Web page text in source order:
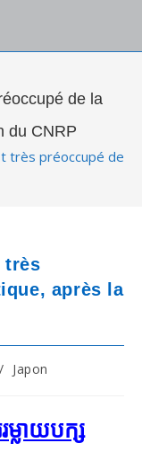
de la
du CNRP
très préoccupé de
très
après la
/ Japon
ម្លាយ​បក្ស​